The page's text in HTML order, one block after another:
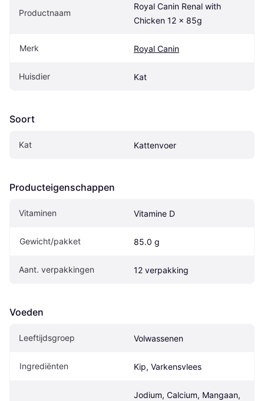
Productnaam
Royal Canin Renal with
Chicken 12 x 85g
Merk Royal Canin
Huisdier Kat
Soort
Kat Kattenvoer
Producteigenschappen
Vitaminen Vitamine D
Gewicht/pakket 85.0 g
Aant. verpakkingen 12 verpakking
Voeden
Leeftijdsgroep Volwassenen
Ingrediënten Kip, Varkensvlees
Jodium, Calcium, Mangaan,